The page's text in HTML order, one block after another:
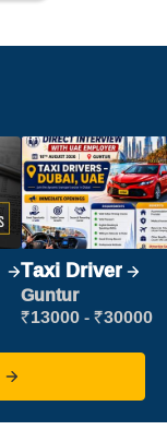
Taxi Driver
Guntur
₹13000 - ₹30000